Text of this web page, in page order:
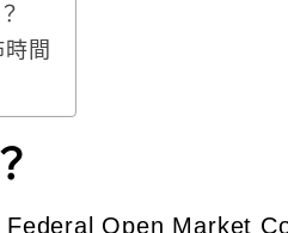
間
Federal Open Market